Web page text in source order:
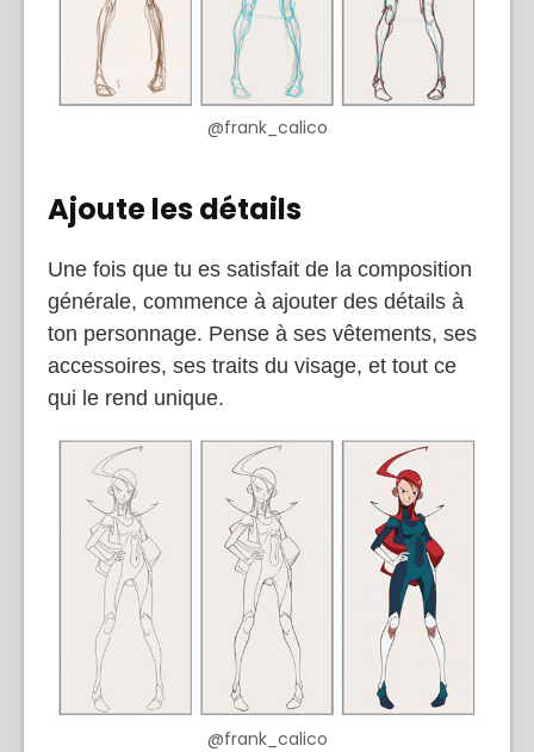
@frank_calico
Ajoute les détails
Une fois que tu es satisfait de la composition
générale, commence à ajouter des détails à
ton personnage. Pense à ses vêtements, ses
accessoires, ses traits du visage, et tout ce
qui le rend unique.
@frank_calico